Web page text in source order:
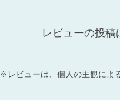
レビューの投稿
※レビューは、個人の主観によ